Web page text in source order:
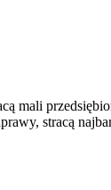
mali
stracą